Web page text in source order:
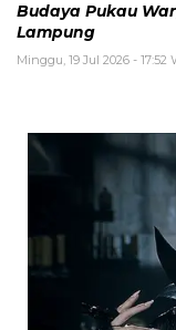
Budaya Pukau
Lampung
Minggu, 19 Jul 2026 - 17:52